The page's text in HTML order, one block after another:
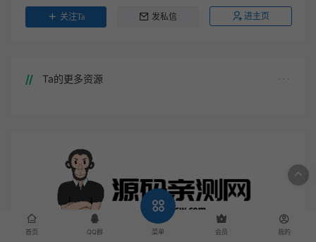
关注Ta 发私信 进主页
Ta的更多资源
首页 QQ群 菜单 会员 我的